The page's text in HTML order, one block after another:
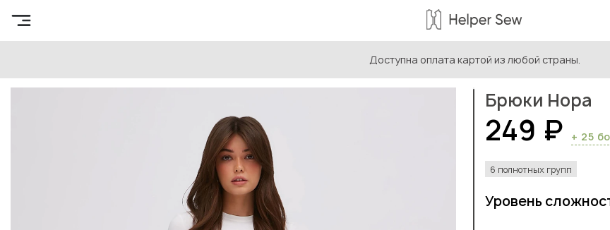
Доступна оплата картой из любой страны.
Выкройки женской одежды / Выкройки женских брюк
Брюки Нора
249 ₽ + 25
6 полнотных групп
Уровень